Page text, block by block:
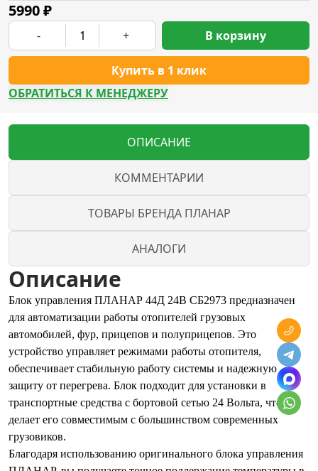
5990₽
- +
Купить в 1 клик
В корзину
ОБРАТИТЬСЯ К МЕНЕДЖЕРУ
ОПИСАНИЕ
КОММЕНТАРИИ
ТОВАРЫ БРЕНДА ПЛАНАР
АНАЛОГИ
Описание
Блок управления ПЛАНАР 44Д 24В СБ2973 предназначен
для автоматизации работы отопителей грузовых
автомобилей, фур, прицепов и полуприцепов. Это
устройство управляет режимами работы отопителя,
обеспечивает стабильную работу системы и надежную
защиту от перегрева. Блок подходит для установки в
транспортные средства с бортовой сетью 24 Вольта, что
делает его совместимым с большинством современных
грузовиков.
Благодаря использованию оригинального блока управления